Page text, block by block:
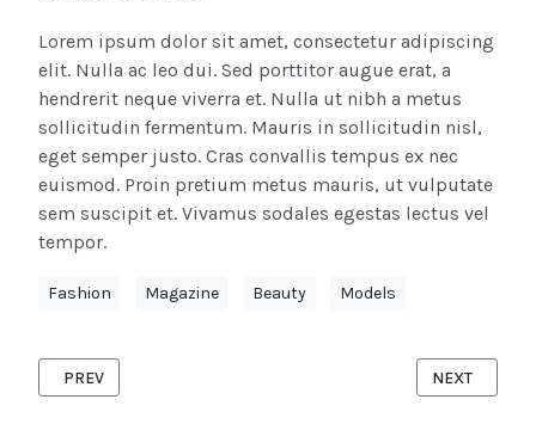
Lorem ipsum dolor sit amet, consectetur adipiscing
elit. Nulla ac leo dui. Sed porttitor augue erat, a
hendrerit neque viverra et. Nulla ut nibh a metus
sollicitudin fermentum. Mauris in sollicitudin nisl,
eget semper justo. Cras convallis tempus ex nec
euismod. Proin pretium metus mauris, ut vulputate
sem suscipit et. Vivamus sodales egestas lectus vel
tempor.
Fashion Magazine Beauty Models
PREVIOUS ARTICLE: THE ART OF THE NATURAL WORLD -
PREV NEXT
NEXT